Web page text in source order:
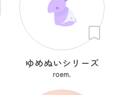
ゆめぬいシリーズ
roem.